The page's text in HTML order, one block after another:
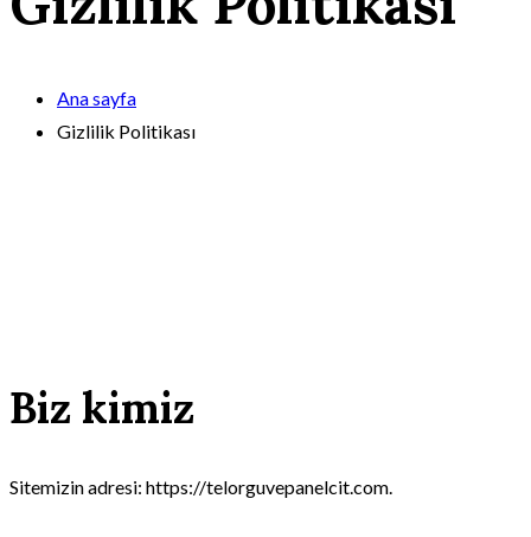
Ana sayfa
Gizlilik Politikası
Biz kimiz
Sitemizin adresi: https://telorguvepanelcit.com.